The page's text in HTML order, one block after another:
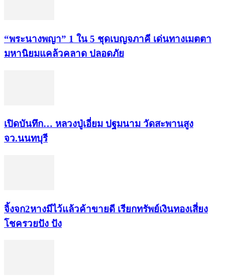
“พระ​นาง​พญา” 1 ใน 5​ ชุดเบญจ​ภาคี​ เด่นทางเมตตา​
มหา​นิยม​แคล้วคลาด​ ปลอดภัย​
เปิดบันทึก… หลวงปู่เอี่ยม ​ปฐม​นาม​ วัดสะพานสูง​
จว.นนทบุรี
จิ้งจก​2​หาง​มีไว้แล้ว​ค้าขาย​ดี​ เรียก​ทรัพย์เงินทอง​เสี่ยง
โชค​รวยปัง​ ปัง​